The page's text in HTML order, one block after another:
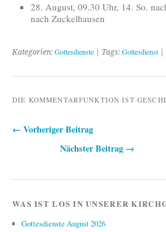
28. August, 09.30 Uhr, 14. So.
nach Zuckelhausen
Kategorien: Gottesdienste | Tags: Gottesdienst|
DIE KOMMENTARFUNKTION IST
Beitragsnavigation
← Vorheriger Beitrag
Nächster Beitrag →
WAS IST LOS IN UNSERER
Gottesdienste August 2026